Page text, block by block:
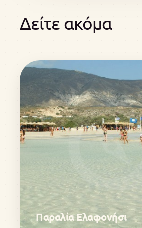
Δείτε ακόμα
Παραλία Ελαφονήσι